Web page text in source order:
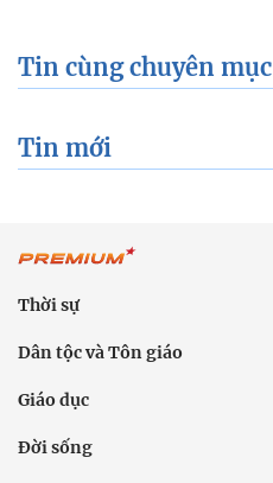
Tin cùng chuyên mục
Tin mới
Thời sự
Dân tộc và Tôn giáo
Giáo dục
Đời sống